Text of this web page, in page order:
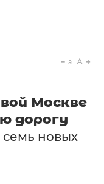
a A
Москве
дорогу
семь новых